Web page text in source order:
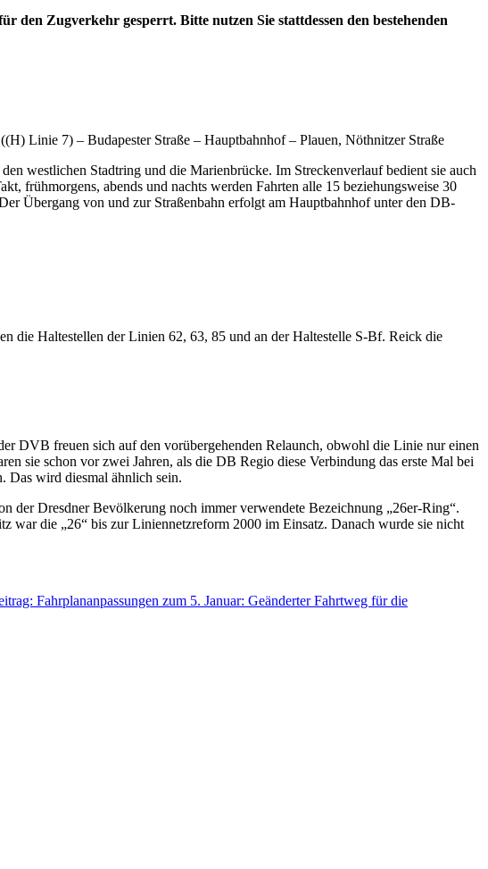
den Zugverkehr gesperrt. Bitte nutzen Sie stattdessen den bestehenden
Linie 7) – Budapester Straße – Hauptbahnhof – Plauen, Nöthnitzer Straße
westlichen Stadtring und die Marienbrücke. Im Streckenverlauf bedient sie auch
frühmorgens, abends und nachts werden Fahrten alle 15 beziehungsweise 30
Übergang von und zur Straßenbahn erfolgt am Hauptbahnhof unter den DB-
die Haltestellen der Linien 62, 63, 85 und an der Haltestelle S-Bf. Reick die
DVB freuen sich auf den vorübergehenden Relaunch, obwohl die Linie nur einen
sie schon vor zwei Jahren, als die DB Regio diese Verbindung das erste Mal bei
Das wird diesmal ähnlich sein.
der Dresdner Bevölkerung noch immer verwendete Bezeichnung „26er-Ring“.
war die „26“ bis zur Liniennetzreform 2000 im Einsatz. Danach wurde sie nicht
Fahrplananpassungen zum 5. Januar: Geänderter Fahrtweg für die